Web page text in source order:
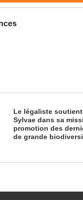
Le légaliste
Sylvae dans sa
promotion des
de grande